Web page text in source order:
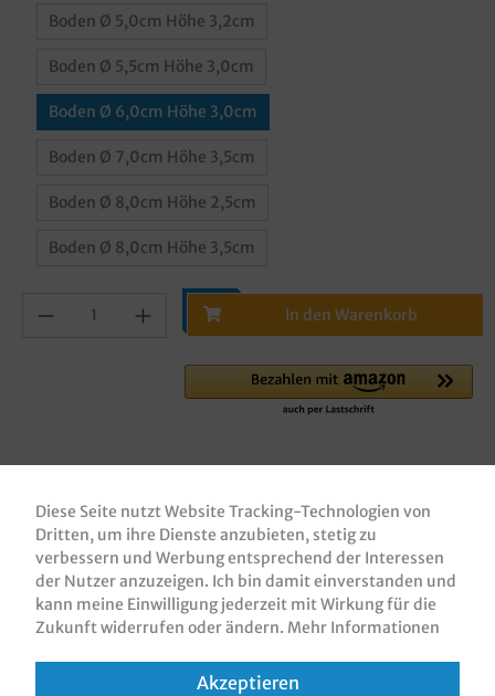
Boden Ø 5,0cm Höhe 3,2cm
Boden Ø 5,5cm Höhe 3,0cm
Boden Ø 6,0cm Höhe 3,0cm
Boden Ø 7,0cm Höhe 3,5cm
Boden Ø 8,0cm Höhe 2,5cm
Boden Ø 8,0cm Höhe 3,5cm
In den Warenkorb
Zum Merkzettel hinzufügen
Beschreibung
Gebäckkapseln / Muffin Cups / Papierbackform /
Diese Seite nutzt Website Tracking-Technologien von
Dritten, um ihre Dienste anzubieten, stetig zu
verbessern und Werbung entsprechend der Interessen
der Nutzer anzuzeigen. Ich bin damit einverstanden und
kann meine Einwilligung jederzeit mit Wirkung für die
Zukunft widerrufen oder ändern. Mehr Informationen
Akzeptieren